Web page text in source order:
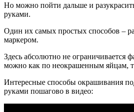
Но можно пойти дальше и
руками.
Один их самых простых способов –
маркером.
Здесь абсолютно не ограничивается
можно как по неокрашенным яйцам,
Интересные способы окрашивания
руками пошагово в видео: